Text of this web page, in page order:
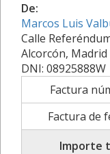
De:
Marcos Luis
Calle
Alcorcón, Madrid
DNI: 08925888W
Factura
Factura de
Importe